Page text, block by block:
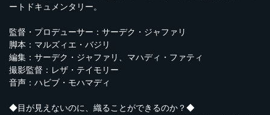
ートドキュメンタリー。
監督・プロデューサー：サーデク・ジャファリ
脚本：マルズィエ・バジリ
編集：サーデク・ジャファリ、マハディ・ファティ
撮影監督：レザ・テイモリー
音声：ハビブ・モハマディ
◆目が見えないのに、織ることができるのか？◆